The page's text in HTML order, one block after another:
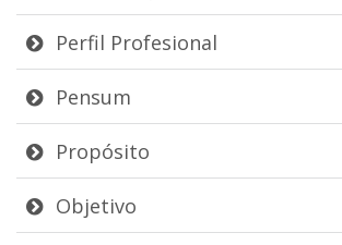
Perfil Profesional
Pensum
Propósito
Objetivo